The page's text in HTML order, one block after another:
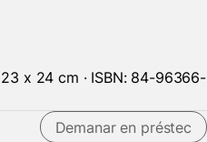
23 x 24 cm · ISBN: 84-96366-
Demanar en préstec